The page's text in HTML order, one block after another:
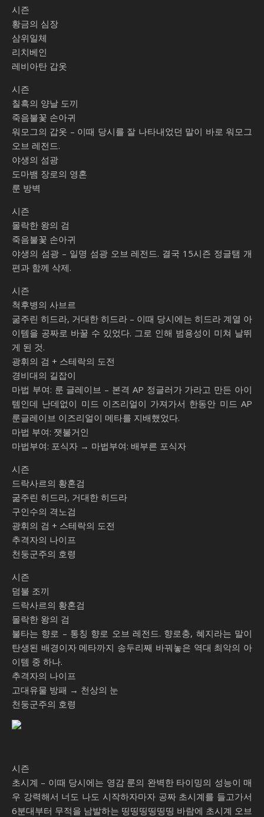
시즌
황금의 심장
삼위일체
리치베인
레비아탄 갑옷
시즌
칠흑의 양날 도끼
죽음불꽃 손아귀
워모그의 갑옷 – 이때 당시를 잘 나타내었던 말이 바로 워모그
오브 레전드.
야생의 섬광
도마뱀 장로의 영혼
룬 방벽
시즌
몰락한 왕의 검
죽음불꽃 손아귀
야생의 섬광 – 일명 섬광 오브 레전드. 결국 15시즌 정글탬 개
편과 함께 삭제.
시즌
척후병의 사브르
굶주린 히드라, 거대한 히드라 – 이때 당시에는 히드라 계열 아
이템을 공짜로 바꿀 수 있었다. 그로 인해 범용성이 미쳐 날뛰
게 된 것.
광휘의 검 + 스테락의 도전
경비대의 길잡이
마법 부여: 룬 글레이브 – 본격 AP 정글러가 가라고 만든 아이
템인데 난데없이 미드 이즈리얼이 가져가서 한동안 미드 AP
룬글레이브 이즈리얼이 메타를 지배했었다.
마법 부여: 잿불거인
마법부여: 포식자 → 마법부여: 배부른 포식자
시즌
드락사르의 황혼검
굶주린 히드라, 거대한 히드라
구인수의 격노검
광휘의 검 + 스테락의 도전
추격자의 나이프
천둥군주의 호령
시즌
덤불 조끼
드락사르의 황혼검
몰락한 왕의 검
불타는 향로 – 통칭 향로 오브 레전드. 향로충, 혜지라는 말이
탄생된 배경이자 메타까지 송두리째 바꿔놓은 역대 최악의 아
이템 중 하나.
추격자의 나이프
고대유물 방패 → 천상의 눈
천둥군주의 호령
시즌
초시계 – 이때 당시에는 영감 룬의 완벽한 타이밍의 성능이 매
우 강력해서 너도 나도 시작하자마자 공짜 초시계를 들고가서
6분대부터 무적을 남발하는 띵띵띵띵띵띵 바람에 초시계 오브